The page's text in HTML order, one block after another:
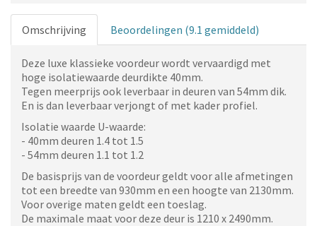
Omschrijving Beoordelingen (9.1 gemiddeld)
Deze luxe klassieke voordeur wordt vervaardigd met
hoge isolatiewaarde deurdikte 40mm.
Tegen meerprijs ook leverbaar in deuren van 54mm dik.
En is dan leverbaar verjongt of met kader profiel.
Isolatie waarde U-waarde:
- 40mm deuren 1.4 tot 1.5
- 54mm deuren 1.1 tot 1.2
De basisprijs van de voordeur geldt voor alle afmetingen
tot een breedte van 930mm en een hoogte van 2130mm.
Voor overige maten geldt een toeslag.
De maximale maat voor deze deur is 1210 x 2490mm.